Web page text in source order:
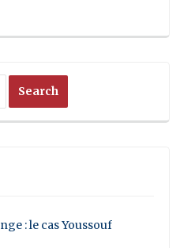
: le cas Youssouf